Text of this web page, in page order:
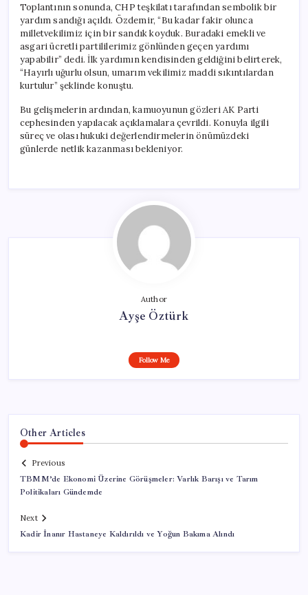
Toplantının sonunda, CHP teşkilatı tarafından sembolik bir
yardım sandığı açıldı. Özdemir, “Bu kadar fakir olunca
milletvekilimiz için bir sandık koyduk. Buradaki emekli ve
asgari ücretli partililerimiz gönlünden geçen yardımı
yapabilir” dedi. İlk yardımın kendisinden geldiğini belirterek,
“Hayırlı uğurlu olsun, umarım vekilimiz maddi sıkıntılardan
kurtulur” şeklinde konuştu.
Bu gelişmelerin ardından, kamuoyunun gözleri AK Parti
cephesinden yapılacak açıklamalara çevrildi. Konuyla ilgili
süreç ve olası hukuki değerlendirmelerin önümüzdeki
günlerde netlik kazanması bekleniyor.
Author
Ayşe Öztürk
Follow Me
Other Articles
Previous
TBMM’de Ekonomi Üzerine Görüşmeler: Varlık Barışı ve Tarım
Politikaları Gündemde
Next
Kadir İnanır Hastaneye Kaldırıldı ve Yoğun Bakıma Alındı